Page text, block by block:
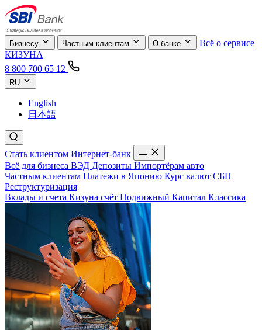
Бизнесу Частным клиентам О банке
Всё о сервисе
КИЗУНА
8 800 700 65 12
RU
English
日本語
Стать клиентом Интернет-банк
Всё для бизнеса ВЭД Депозиты Импортёрам авто
Частным клиентам Платежи в Японию Курс валют СБП
Реструктуризация
Вклады и счета Кизуна счёт Подвижный Капитал Классика